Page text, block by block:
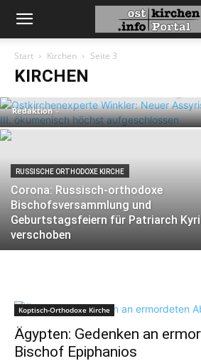
Start Kirchen Seite 3
KIRCHEN
ASSYRISCHE KIRCHE DES OSTENS
Ostkirchenexperte Winkler:
Assyrischer Patriarch Mar
Redaktion -
RUSSISCHE ORTHODOXE KIRCHE
Corona: Russisch-orthodoxe
Bischofsversammlung und
Geburtstagsfeiern für Patriarch
verschoben
Koptisch-Orthodoxe Kirche
Ägypten: Gedenken an
Bischof Epiphanios